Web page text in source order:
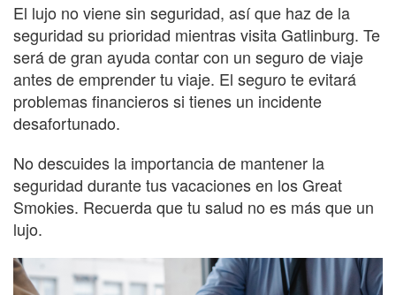
El lujo no viene sin seguridad, así que haz de la
seguridad su prioridad mientras visita Gatlinburg. Te
será de gran ayuda contar con un seguro de viaje
antes de emprender tu viaje. El seguro te evitará
problemas financieros si tienes un incidente
desafortunado.
No descuides la importancia de mantener la
seguridad durante tus vacaciones en los Great
Smokies. Recuerda que tu salud no es más que un
lujo.